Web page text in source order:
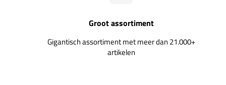
Groot assortiment
Gigantisch assortiment met meer dan 21.000+
artikelen